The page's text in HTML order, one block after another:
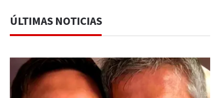
ÚLTIMAS NOTICIAS